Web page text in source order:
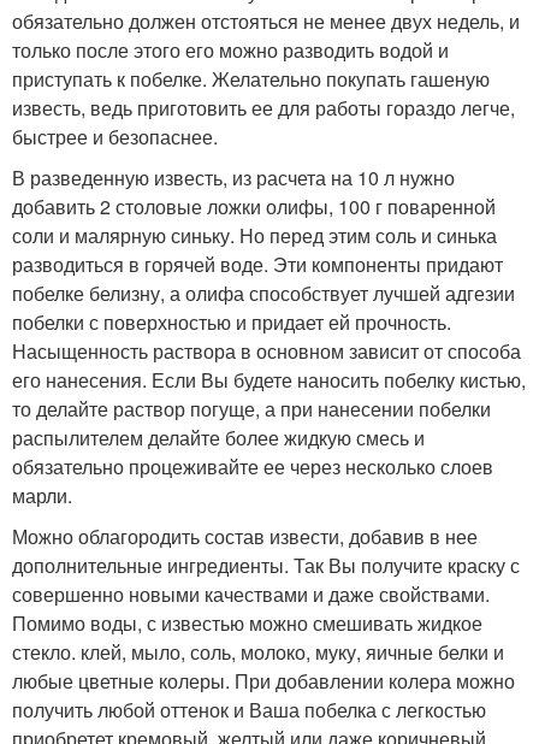
обязательно должен отстояться не менее двух недель, и
только после этого его можно разводить водой и
приступать к побелке. Желательно покупать гашеную
известь, ведь приготовить ее для работы гораздо легче,
быстрее и безопаснее.
В разведенную известь, из расчета на 10 л нужно
добавить 2 столовые ложки олифы, 100 г поваренной
соли и малярную синьку. Но перед этим соль и синька
разводиться в горячей воде. Эти компоненты придают
побелке белизну, а олифа способствует лучшей адгезии
побелки с поверхностью и придает ей прочность.
Насыщенность раствора в основном зависит от способа
его нанесения. Если Вы будете наносить побелку кистью,
то делайте раствор погуще, а при нанесении побелки
распылителем делайте более жидкую смесь и
обязательно процеживайте ее через несколько слоев
марли.
Можно облагородить состав извести, добавив в нее
дополнительные ингредиенты. Так Вы получите краску с
совершенно новыми качествами и даже свойствами.
Помимо воды, с известью можно смешивать жидкое
стекло. клей, мыло, соль, молоко, муку, яичные белки и
любые цветные колеры. При добавлении колера можно
получить любой оттенок и Ваша побелка с легкостью
приобретет кремовый, желтый или даже коричневый